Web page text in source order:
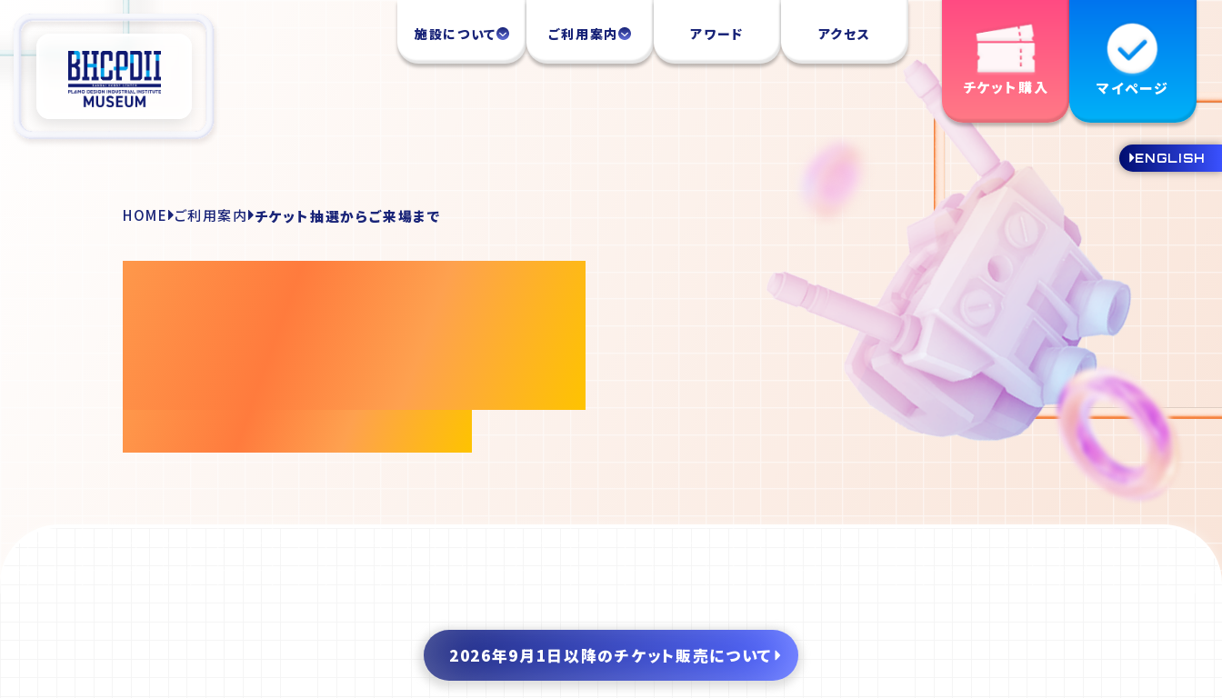
施設について ご利用案内 アワード アクセス
チケット購入 マイページ
ENGLISH
HOME ご利用案内 チケット抽選からご来場まで
2026年9月1日以降のチケット販売について